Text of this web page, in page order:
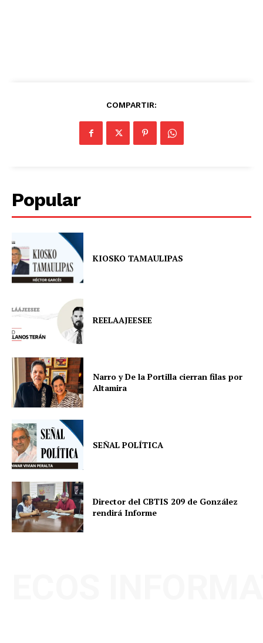
COMPARTIR:
Popular
KIOSKO TAMAULIPAS
REELAAJEESEE
Narro y De la Portilla cierran filas por
Altamira
SEÑAL POLÍTICA
Director del CBTIS 209 de González
rendirá Informe